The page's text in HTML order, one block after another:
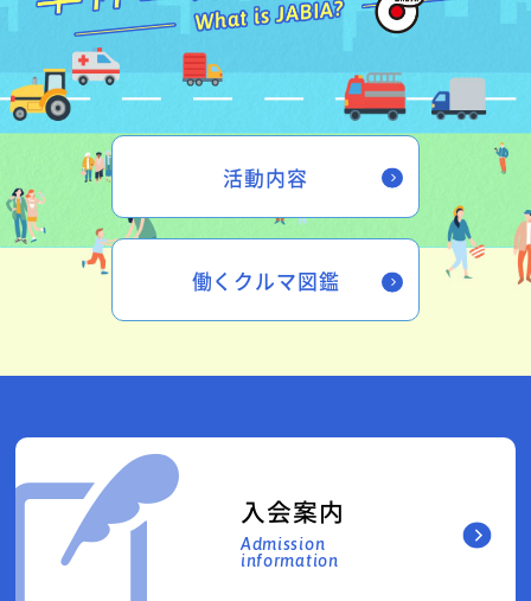
活動内容
働くクルマ図鑑
入会案内
Admission
information